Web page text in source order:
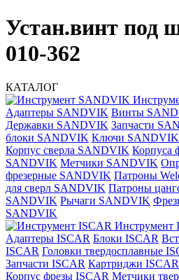
Устан.винт под
010-362
КАТАЛОГ
Адаптеры SANDVIK Винты
Державки SANDVIK Запчасти
блоки SANDVIK Ключи SANDVIK
Корпус сверла SANDVIK Корпуса
SANDVIK Метчики SANDVIK
фрезерные SANDVIK Патроны
для сверл SANDVIK Патроны
SANDVIK Рычаги SANDVIK
SANDVIK
Инструмент
Адаптеры ISCAR Блоки ISCAR
ISCAR Головки твердосплавные
Запчасти ISCAR Картриджи ISCAR
Корпус фрезы ISCAR Метчики